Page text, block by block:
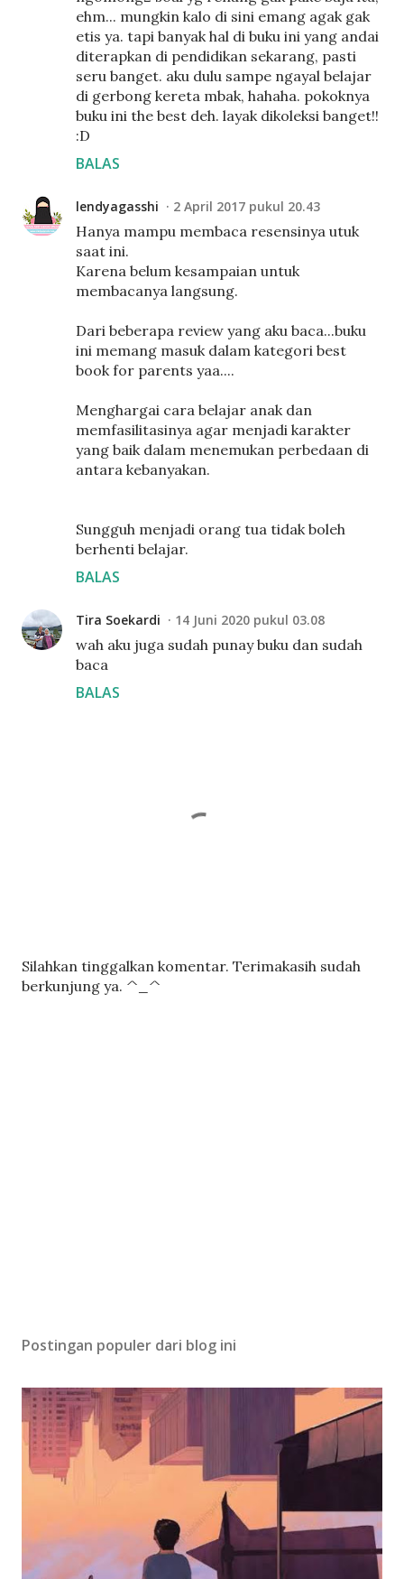
ehm... mungkin kalo di sini emang agak gak
etis ya. tapi banyak hal di buku ini yang andai
diterapkan di pendidikan sekarang, pasti
seru banget. aku dulu sampe ngayal belajar
di gerbong kereta mbak, hahaha. pokoknya
buku ini the best deh. layak dikoleksi banget!!
:D
BALAS
lendyagasshi 2 April 2017 pukul 20.43
Hanya mampu membaca resensinya utuk
saat ini.
Karena belum kesampaian untuk
membacanya langsung.
Dari beberapa review yang aku baca...buku
ini memang masuk dalam kategori best
book for parents yaa....
Menghargai cara belajar anak dan
memfasilitasinya agar menjadi karakter
yang baik dalam menemukan perbedaan di
antara kebanyakan.
Sungguh menjadi orang tua tidak boleh
berhenti belajar.
BALAS
Tira Soekardi 14 Juni 2020 pukul 03.08
wah aku juga sudah punay buku dan sudah
baca
BALAS
P
o
Silahkan tinggalkan komentar. Terimakasih sudah
berkunjung ya. ^_^
Postingan populer dari blog ini